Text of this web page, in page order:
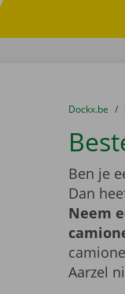
U bevindt
van
Dockx.be
Ben je
Dan
Neem
Aarzel